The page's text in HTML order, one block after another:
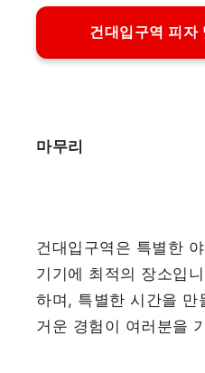
건대입구역 피자
마무리
건대입구역은 특별한
기기에 최적의 장소입
하며, 특별한 시간을 만
거운 경험이 여러분을